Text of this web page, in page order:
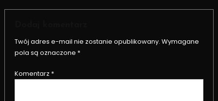
Twój adres e-mail nie zostanie opublikowany. Wymagane
pola są oznaczone *
Komentarz *